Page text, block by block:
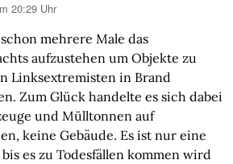
20:29 Uhr
mehrere Male das
aufzustehen um Objekte zu
Linksextremisten in Brand
Zum Glück handelte es sich dabei
und Mülltonnen auf
keine Gebäude. Es ist nur eine
es zu Todesfällen kommen wird